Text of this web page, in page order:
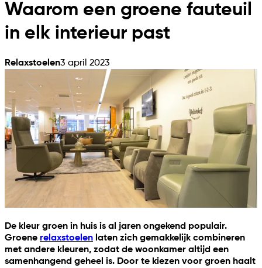
Waarom een groene fauteuil
in elk interieur past
Relaxstoelen3 april 2023
De kleur groen in huis is al jaren ongekend populair.
Groene relaxstoelen laten zich gemakkelijk combineren
met andere kleuren, zodat de woonkamer altijd een
samenhangend geheel is. Door te kiezen voor groen haalt